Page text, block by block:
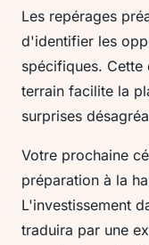
Les repérages
d'identifier les
spécifiques.
terrain facilite la
surprises
Votre prochaine
préparation à la
L'investissement
traduira par une